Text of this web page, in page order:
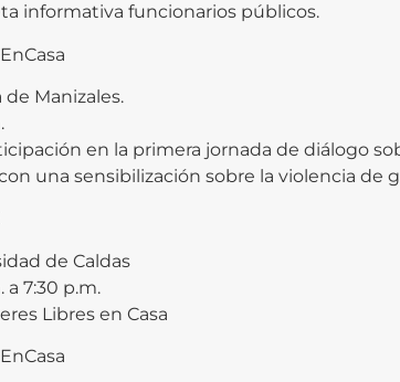
informativa funcionarios públicos.
de Manizales.
en la primera jornada de diálogo
una sensibilización sobre la violencia de
de Caldas
a 7:30 p.m.
Libres en Casa